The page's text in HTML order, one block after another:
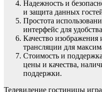
Надежность и
и защита данных
Простота
интерфейс для
Качество изображения
трансляции для
Стоимость и
цены и качества,
поддержки.
Телевидение гостиницы